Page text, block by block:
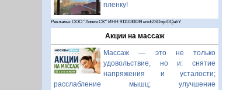
пленку!
Реклама: ООО "Линия СК" ИНН 9111030039 erid:2SDnjcDQahY
Акции на массаж
Массаж — это не только
удовольствие, но и: снятие
напряжения и усталости;
расслабление мышц; улучшение